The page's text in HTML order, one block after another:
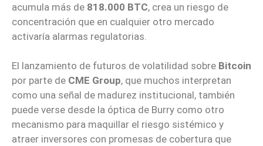
acumula más de 818.000 BTC, crea un riesgo de
concentración que en cualquier otro mercado
activaría alarmas regulatorias.
El lanzamiento de futuros de volatilidad sobre Bitcoin
por parte de CME Group, que muchos interpretan
como una señal de madurez institucional, también
puede verse desde la óptica de Burry como otro
mecanismo para maquillar el riesgo sistémico y
atraer inversores con promesas de cobertura que